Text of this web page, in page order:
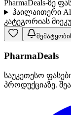
PharmaDeals-ზე
ჰაილაითერი All
კატეგორიას
PharmaDeals
საუკეთესო
პროდუქციაზე.